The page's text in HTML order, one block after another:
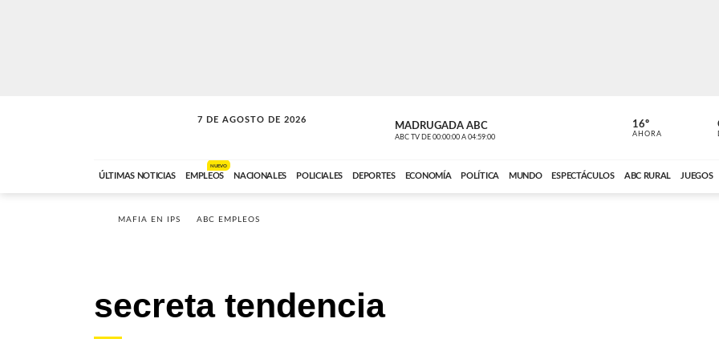
7 DE AGOSTO DE 2026
SOLO MÚSICA MADRUGADA ABC
ABC TV DE 00:00:00 A 04:59:00 ABC CARDINAL
16º
AHORA
ÚLTIMAS NOTICIAS EMPLEOS
NUEVO
NACIONALES POLICIALES DEPORTES ECONOMÍA POLÍTICA MUNDO ESPECTÁCULOS ABC RURAL JUEGOS
MAFIA EN IPS ABC EMPLEOS
secreta tendencia